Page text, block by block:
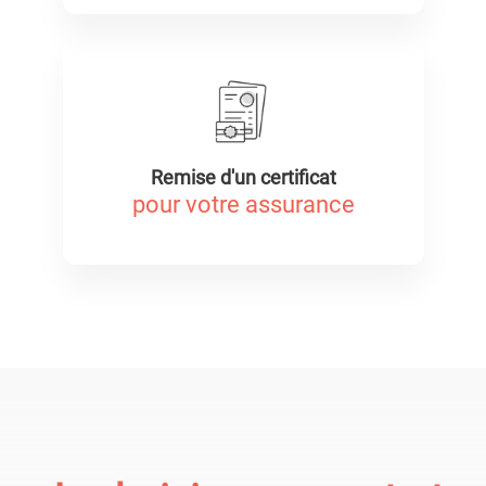
Remise d'un certificat
pour votre assurance